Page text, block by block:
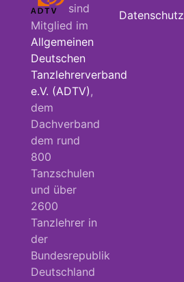
sind
Mitglied im
Allgemeinen
Deutschen
Tanzlehrerverband
e.V. (ADTV) ,
dem
Dachverband
dem rund
800
Tanzschulen
und über
2600
Tanzlehrer in
der
Bundesrepublik
Deutschland
Datenschutz